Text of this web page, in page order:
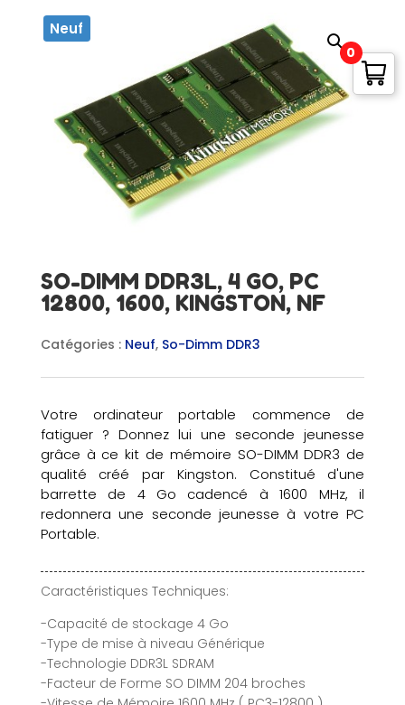
Neuf
SO-DIMM DDR3L, 4 GO, PC
12800, 1600, KINGSTON, NF
Catégories : Neuf, So-Dimm DDR3
Votre ordinateur portable commence de
fatiguer ? Donnez lui une seconde jeunesse
grâce à ce kit de mémoire SO-DIMM DDR3 de
qualité créé par Kingston. Constitué d'une
barrette de 4 Go cadencé à 1600 MHz, il
redonnera une seconde jeunesse à votre PC
Portable.
Caractéristiques Techniques:
-Capacité de stockage 4 Go
-Type de mise à niveau Générique
-Technologie DDR3L SDRAM
-Facteur de Forme SO DIMM 204 broches
0